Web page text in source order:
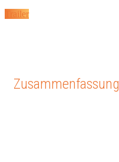
Trailer
Zusammenfassung